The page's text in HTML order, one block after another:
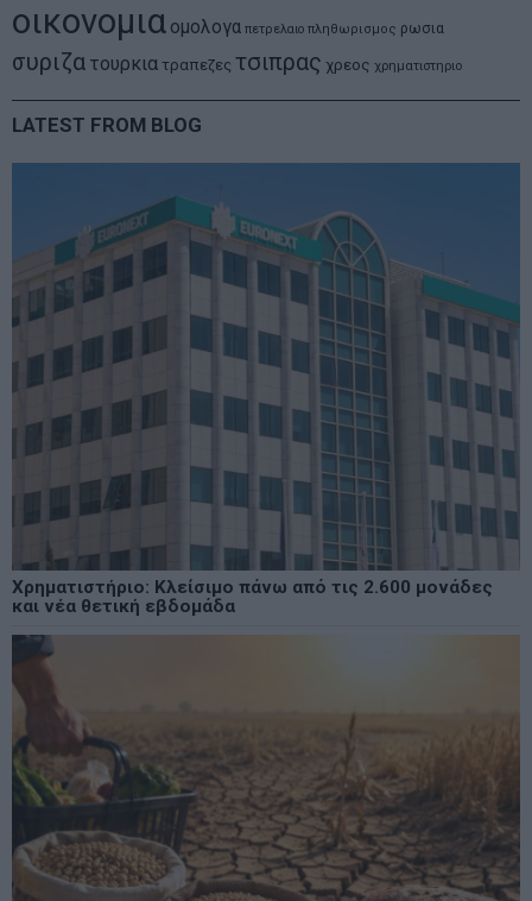
οικονομια ομολογα πετρελαιο πληθωρισμος ρωσια
συριζα τουρκια τραπεζες τσιπρας χρεος χρηματιστηριο
LATEST FROM BLOG
Χρηματιστήριο: Κλείσιμο πάνω από τις 2.600 μονάδες
και νέα θετική εβδομάδα